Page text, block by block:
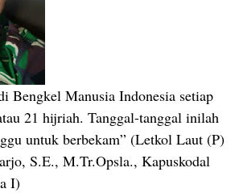
Bengkel Manusia Indonesia setiap
21 hijriah. Tanggal-tanggal inilah
untuk berbekam” (Letkol Laut (P)
S.E., M.Tr.Opsla., Kapuskodal
I)